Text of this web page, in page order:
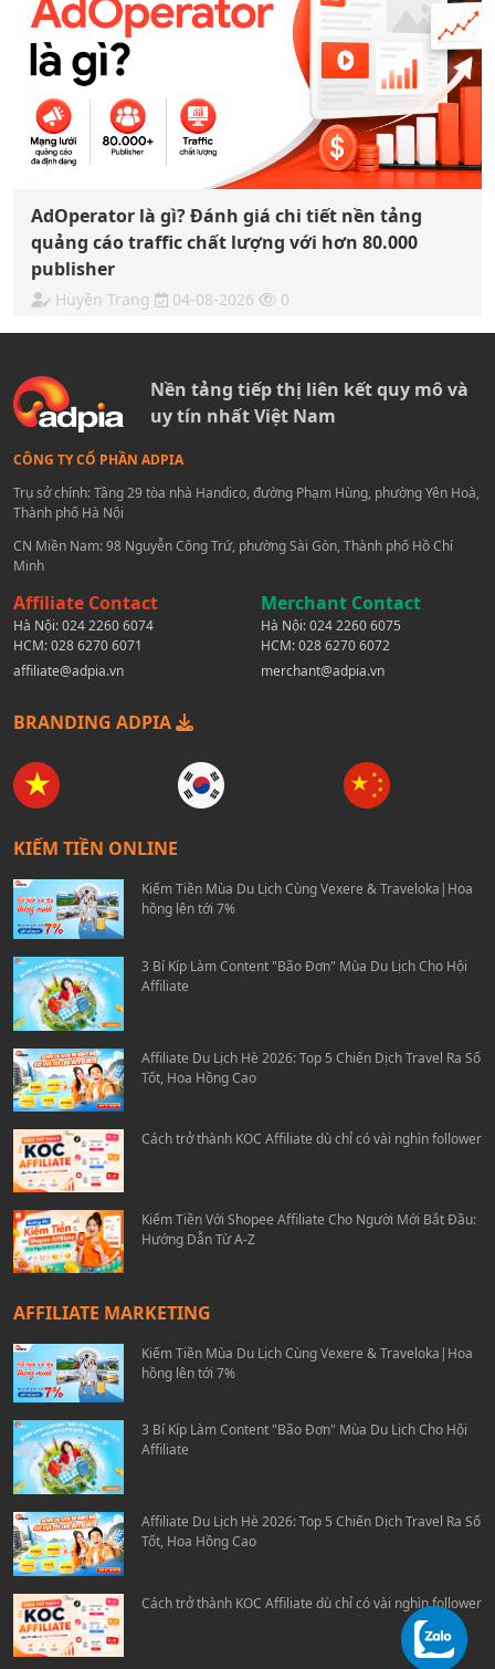
AdOperator là gì? Đánh giá chi tiết nền tảng
quảng cáo traffic chất lượng với hơn 80.000
publisher
Huyền Trang 04-08-2026 0
Nền tảng tiếp thị liên kết quy mô và
uy tín nhất Việt Nam
CÔNG TY CỔ PHẦN ADPIA
Trụ sở chính: Tầng 29 tòa nhà Handico, đường Phạm Hùng, phường Yên Hoà,
Thành phố Hà Nội
CN Miền Nam: 98 Nguyễn Công Trứ, phường Sài Gòn, Thành phố Hồ Chí
Minh
Affiliate Contact
Hà Nội:024 2260 6074
HCM:028 6270 6071
affiliate@adpia.vn
Merchant Contact
Hà Nội:024 2260 6075
HCM:028 6270 6072
merchant@adpia.vn
BRANDING ADPIA
KIẾM TIỀN ONLINE
Kiếm Tiền Mùa Du Lịch Cùng Vexere & Traveloka|Hoa
hồng lên tới 7%
3 Bí Kíp Làm Content "Bão Đơn" Mùa Du Lịch Cho Hội
Affiliate
Affiliate Du Lịch Hè 2026: Top 5 Chiến Dịch Travel Ra Số
Tốt, Hoa Hồng Cao
Cách trở thành KOC Affiliate dù chỉ có vài nghìn follower
Kiếm Tiền Với Shopee Affiliate Cho Người Mới Bắt Đầu:
Hướng Dẫn Từ A-Z
AFFILIATE MARKETING
Kiếm Tiền Mùa Du Lịch Cùng Vexere & Traveloka|Hoa
hồng lên tới 7%
3 Bí Kíp Làm Content "Bão Đơn" Mùa Du Lịch Cho Hội
Affiliate
Affiliate Du Lịch Hè 2026: Top 5 Chiến Dịch Travel Ra Số
Tốt, Hoa Hồng Cao
Cách trở thành KOC Affiliate dù chỉ có vài nghìn follower